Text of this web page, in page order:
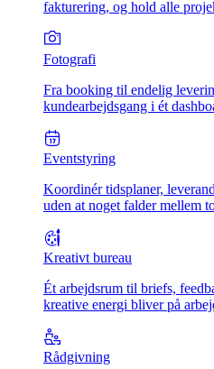
fakturering, og hold alle
Fotografi
Fra booking til endelig
kundearbejdsgang i ét
Eventstyring
Koordinér tidsplaner,
uden at noget falder mellem
Kreativt bureau
Ét arbejdsrum til briefs,
kreative energi bliver på
Rådgivning